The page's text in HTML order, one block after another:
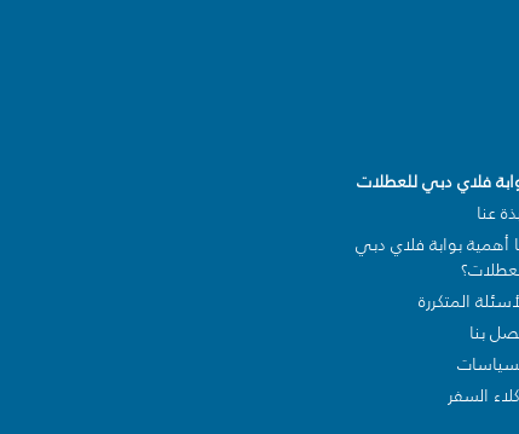
فلاي دبي للعطلات
عنا
أهمية بوابة فلاي دبي
المتكررة
بنا
السفر